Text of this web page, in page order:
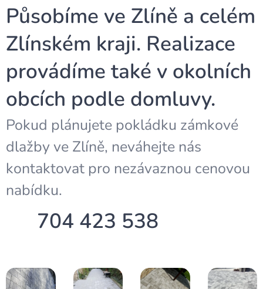
Působíme ve Zlíně a celém
Zlínském kraji. Realizace
provádíme také v okolních
obcích podle domluvy.
Pokud plánujete pokládku zámkové
dlažby ve Zlíně, neváhejte nás
kontaktovat pro nezávaznou cenovou
nabídku.
📞 704 423 538